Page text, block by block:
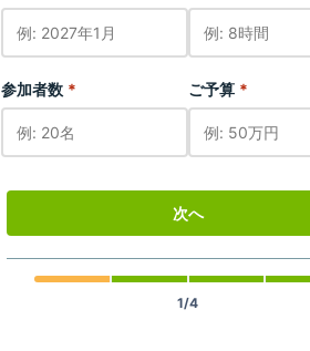
参加者数 * ご予算 *
次へ
1/4